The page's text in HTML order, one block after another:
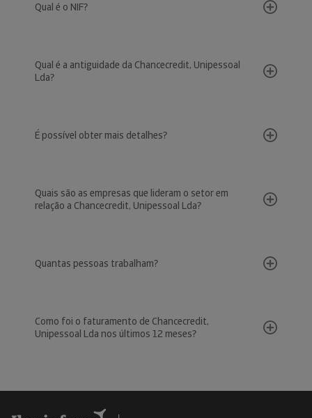
Qual é o NIF?
Qual é a antiguidade da Chancecredit, Unipessoal
Lda?
É possível obter mais detalhes?
Quais são as empresas que lideram o setor em
relação a Chancecredit, Unipessoal Lda?
Quantas pessoas trabalham?
Como foi o faturamento de Chancecredit,
Unipessoal Lda nos últimos 12 meses?